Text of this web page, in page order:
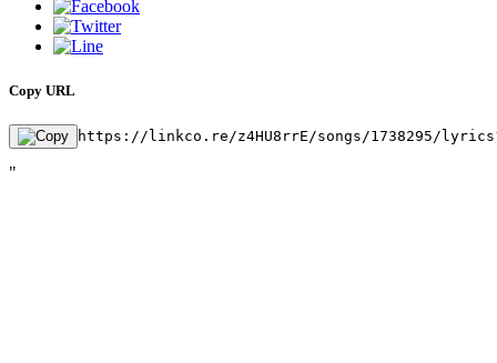
Copy URL
https://linkco.re/z4HU8rrE/songs/1738295/
"